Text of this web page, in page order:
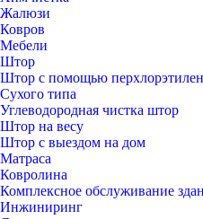
Жалюзи
Ковров
Мебели
Штор
Штор с помощью
Сухого типа
Углеводородная чистка штор
Штор на весу
Штор с выездом на дом
Матраса
Ковролина
Комплексное обслуживание
Инжиниринг